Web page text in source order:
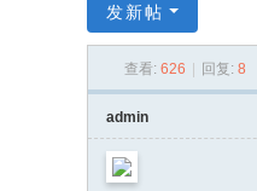
艺
发新帖
查看: 626 回复: 8
admin